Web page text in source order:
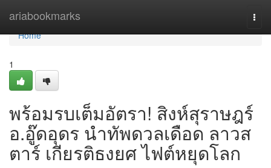
ariabookmarks
Home
Home
1
พร้อมรบเต็มอัตรา! สิงห์สุราษฎร์
อ.อู๊ดอุดร นำทัพดวลเดือด ลาวส
ตาร์ เกียรติธงยศ ไฟต์หยุดโลก